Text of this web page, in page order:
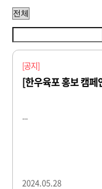
[공지]
[한우육포 홍보 캠
2024.05.28